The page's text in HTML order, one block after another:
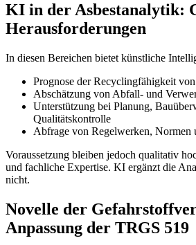
KI in der Asbestanalytik:
Herausforderungen
In diesen Bereichen bietet künstliche
Prognose der Recyclingfähigkeit
Abschätzung von Abfall- und
Unterstützung bei Planung,
Qualitätskontrolle
Abfrage von Regelwerken, Normen
Voraussetzung bleiben jedoch qualitativ
und fachliche Expertise. KI ergänzt die
nicht.
Novelle der
Anpassung der TRGS 519